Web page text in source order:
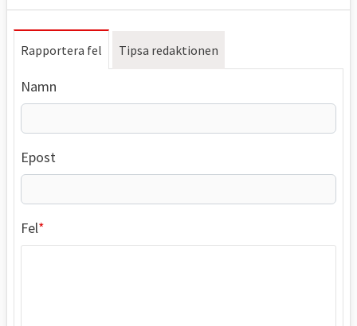
Rapportera fel Tipsa redaktionen
Namn
Epost
Fel